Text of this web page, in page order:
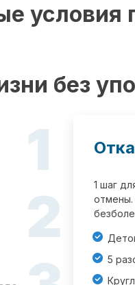
условия
без
1
2
1 шаг
отмены.
5